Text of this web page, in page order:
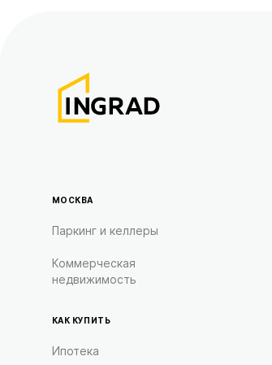
МОСКВА
Паркинг и келлеры
Коммерческая
недвижимость
КАК КУПИТЬ
Ипотека